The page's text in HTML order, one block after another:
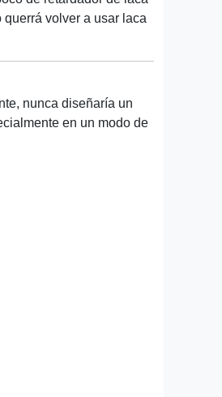
volver a usar laca
nunca diseñaría un
en un modo de